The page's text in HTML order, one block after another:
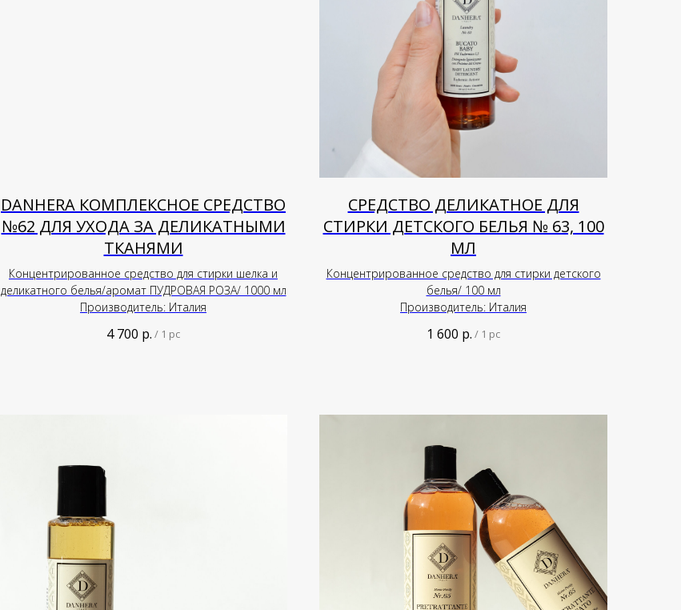
DANHERA КОМПЛЕКСНОЕ СРЕДСТВО
№62 ДЛЯ УХОДА ЗА ДЕЛИКАТНЫМИ
ТКАНЯМИ
Концентрированное средство для стирки шелка и
деликатного белья/аромат ПУДРОВАЯ РОЗА/ 1000 мл
Производитель: Италия
4 700 р. / 1 pc
СРЕДСТВО ДЕЛИКАТНОЕ ДЛЯ
СТИРКИ ДЕТСКОГО БЕЛЬЯ № 63, 100
МЛ
Концентрированное средство для стирки детского
белья/ 100 мл
Производитель: Италия
1 600 р. / 1 pc